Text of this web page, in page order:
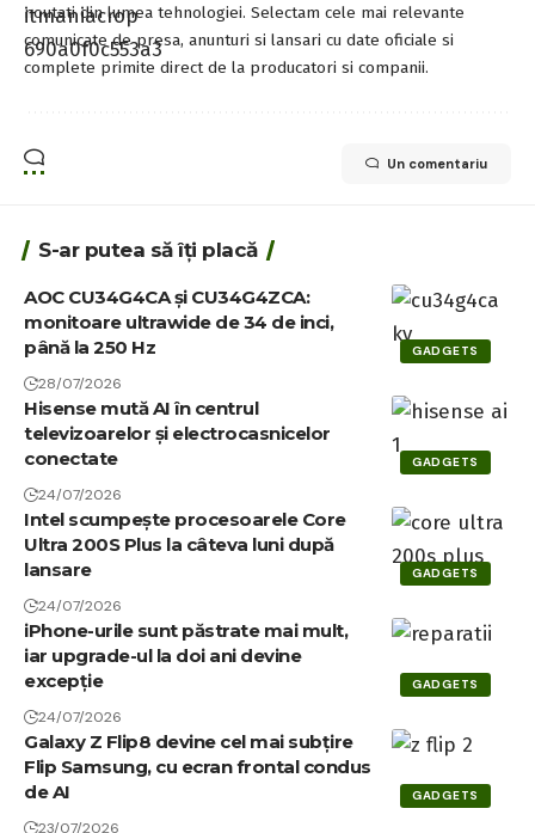
noutati din lumea tehnologiei. Selectam cele mai relevante
comunicate de presa, anunturi si lansari cu date oficiale si
complete primite direct de la producatori si companii.
Un comentariu
S-ar putea să îți placă
GADGETS
AOC CU34G4CA și CU34G4ZCA:
monitoare ultrawide de 34 de inci,
până la 250 Hz
28/07/2026
GADGETS
Hisense mută AI în centrul
televizoarelor și electrocasnicelor
conectate
24/07/2026
GADGETS
Intel scumpește procesoarele Core
Ultra 200S Plus la câteva luni după
lansare
24/07/2026
GADGETS
iPhone-urile sunt păstrate mai mult,
iar upgrade-ul la doi ani devine
excepție
24/07/2026
GADGETS
Galaxy Z Flip8 devine cel mai subțire
Flip Samsung, cu ecran frontal condus
de AI
23/07/2026